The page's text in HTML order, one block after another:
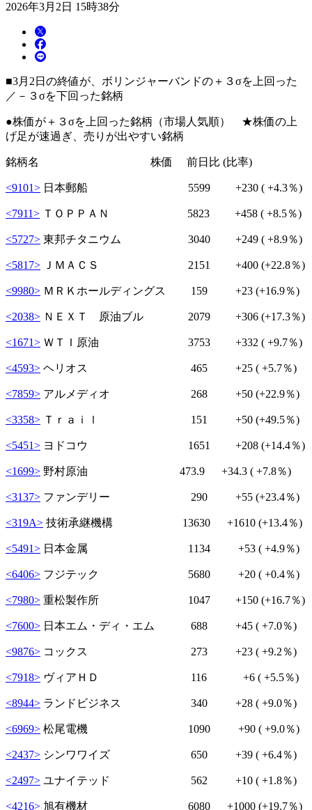
2026年3月2日 15時38分
■3月2日の終値が、ボリンジャーバンドの＋３σを上回った
／－３σを下回った銘柄
●株価が＋３σを上回った銘柄（市場人気順） ★株価の上
げ足が速過ぎ、売りが出やすい銘柄
銘柄名 株価 前日比 (比率)
<9101> 日本郵船 5599 +230 ( +4.3％)
<7911> ＴＯＰＰＡＮ 5823 +458 ( +8.5％)
<5727> 東邦チタニウム 3040 +249 ( +8.9％)
<5817> ＪＭＡＣＳ 2151 +400 (+22.8％)
<9980> ＭＲＫホールディングス 159 +23 (+16.9％)
<2038> ＮＥＸＴ 原油ブル 2079 +306 (+17.3％)
<1671> ＷＴＩ原油 3753 +332 ( +9.7％)
<4593> ヘリオス 465 +25 ( +5.7％)
<7859> アルメディオ 268 +50 (+22.9％)
<3358> Ｔｒａｉｌ 151 +50 (+49.5％)
<5451> ヨドコウ 1651 +208 (+14.4％)
<1699> 野村原油 473.9 +34.3 ( +7.8％)
<3137> ファンデリー 290 +55 (+23.4％)
<319A> 技術承継機構 13630 +1610 (+13.4％)
<5491> 日本金属 1134 +53 ( +4.9％)
<6406> フジテック 5680 +20 ( +0.4％)
<7980> 重松製作所 1047 +150 (+16.7％)
<7600> 日本エム・ディ・エム 688 +45 ( +7.0％)
<9876> コックス 273 +23 ( +9.2％)
<7918> ヴィアＨＤ 116 +6 ( +5.5％)
<8944> ランドビジネス 340 +28 ( +9.0％)
<6969> 松尾電機 1090 +90 ( +9.0％)
<2437> シンワワイズ 650 +39 ( +6.4％)
<2497> ユナイテッド 562 +10 ( +1.8％)
<4216> 旭有機材 6080 +1000 (+19.7％)